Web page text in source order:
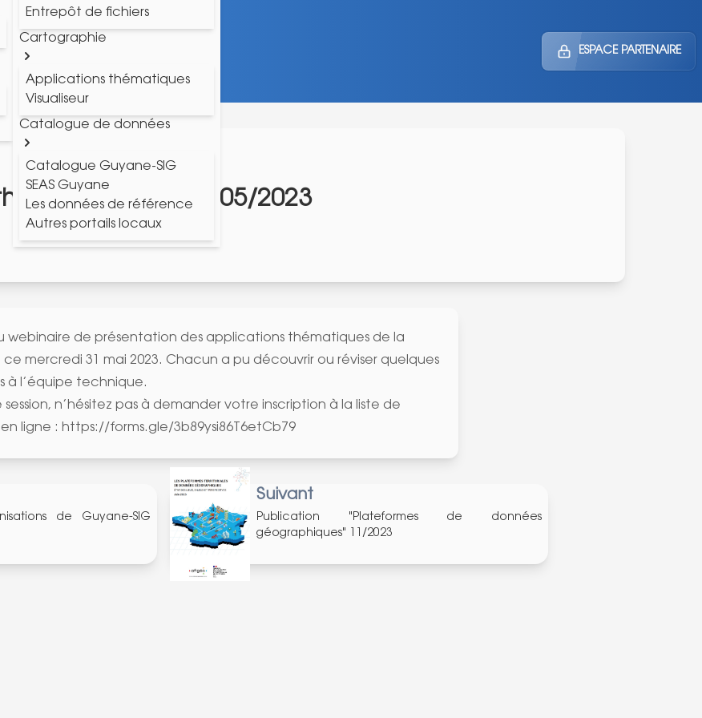
Entrepôt de fichiers
Cartographie
Applications thématiques
Visualiseur
Catalogue de données
Catalogue Guyane-SIG
SEAS Guyane
Les données de référence
Autres portails locaux
ESPACE PARTENAIRE
du 31/05/2023
webinaire de présentation des applications thématiques de la
mercredi 31 mai 2023. Chacun a pu découvrir ou réviser quelques
à l’équipe technique.
n’hésitez pas à demander votre inscription à la liste de
ligne : https://forms.gle/3b89ysi86T6etCb79
de Guyane-SIG
Suivant
Publication "Plateformes de données
géographiques" 11/2023